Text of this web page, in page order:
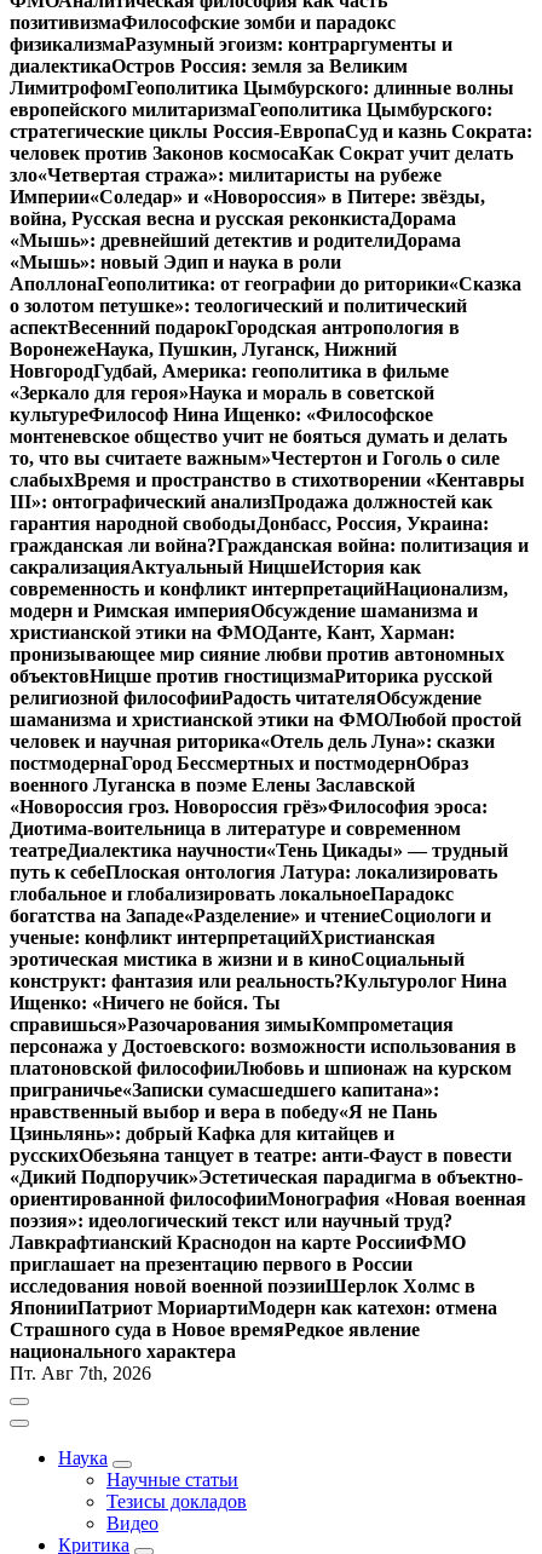
позитивизмаФилософские зомби и парадокс
физикализмаРазумный эгоизм: контраргументы и
диалектикаОстров Россия: земля за Великим
ЛимитрофомГеополитика Цымбурского: длинные волны
европейского милитаризмаГеополитика Цымбурского:
стратегические циклы Россия-ЕвропаСуд и казнь Сократа:
человек против Законов космосаКак Сократ учит делать
зло«Четвертая стража»: милитаристы на рубеже
Империи«Соледар» и «Новороссия» в Питере: звёзды,
война, Русская весна и русская реконкистаДорама
«Мышь»: древнейший детектив и родителиДорама
«Мышь»: новый Эдип и наука в роли
АполлонаГеополитика: от географии до риторики«Сказка
о золотом петушке»: теологический и политический
аспектВесенний подарокГородская антропология в
ВоронежеНаука, Пушкин, Луганск, Нижний
НовгородГудбай, Америка: геополитика в фильме
«Зеркало для героя»Наука и мораль в советской
культуреФилософ Нина Ищенко: «Философское
монтеневское общество учит не бояться думать и делать
то, что вы считаете важным»Честертон и Гоголь о силе
слабыхВремя и пространство в стихотворении «Кентавры
III»: онтографический анализПродажа должностей как
гарантия народной свободыДонбасс, Россия, Украина:
гражданская ли война?Гражданская война: политизация и
сакрализацияАктуальный НицшеИстория как
современность и конфликт интерпретацийНационализм,
модерн и Римская империяОбсуждение шаманизма и
христианской этики на ФМОДанте, Кант, Харман:
пронизывающее мир сияние любви против автономных
объектовНицше против гностицизмаРиторика русской
религиозной философииРадость читателяОбсуждение
шаманизма и христианской этики на ФМОЛюбой простой
человек и научная риторика«Отель дель Луна»: сказки
постмодернаГород Бессмертных и постмодернОбраз
военного Луганска в поэме Елены Заславской
«Новороссия гроз. Новороссия грёз»Философия эроса:
Диотима-воительница в литературе и современном
театреДиалектика научности«Тень Цикады» — трудный
путь к себеПлоская онтология Латура: локализировать
глобальное и глобализировать локальноеПарадокс
богатства на Западе«Разделение» и чтениеСоциологи и
ученые: конфликт интерпретацийХристианская
эротическая мистика в жизни и в киноСоциальный
конструкт: фантазия или реальность?Культуролог Нина
Ищенко: «Ничего не бойся. Ты
справишься»Разочарования зимыКомпрометация
персонажа у Достоевского: возможности использования в
платоновской философииЛюбовь и шпионаж на курском
приграничье«Записки сумасшедшего капитана»:
нравственный выбор и вера в победу«Я не Пань
Цзиньлянь»: добрый Кафка для китайцев и
русскихОбезьяна танцует в театре: анти-Фауст в повести
«Дикий Подпоручик»Эстетическая парадигма в объектно-
ориентированной философииМонография «Новая военная
поэзия»: идеологический текст или научный труд?
Лавкрафтианский Краснодон на карте РоссииФМО
приглашает на презентацию первого в России
исследования новой военной поэзииШерлок Холмс в
ЯпонииПатриот МориартиМодерн как катехон: отмена
Страшного суда в Новое времяРедкое явление
национального характера
Пт. Авг 7th, 2026
Наука
Научные статьи
Тезисы докладов
Видео
Критика